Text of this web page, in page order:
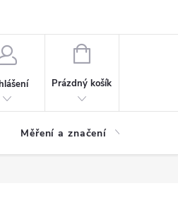
NÁKUPNÍ
Prázdný košík
Měření a značení